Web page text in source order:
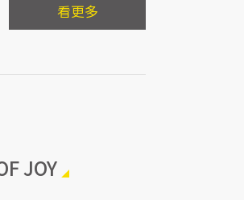
看更多
JOY